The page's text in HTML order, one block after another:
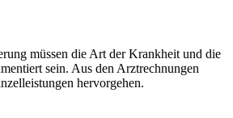
müssen die Art der Krankheit und die
sein. Aus den Arztrechnungen
hervorgehen.